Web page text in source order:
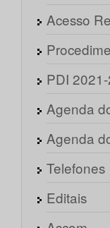
Acesso
PDI
Agenda
Agenda
Telefones
Editais